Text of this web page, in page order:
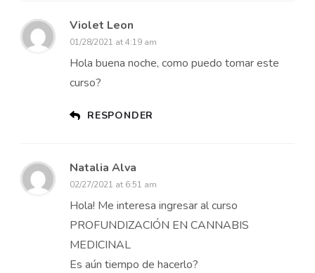
Violet Leon
01/28/2021 at 4:19 am
Hola buena noche, como puedo tomar este
curso?
RESPONDER
Natalia Alva
02/27/2021 at 6:51 am
Hola! Me interesa ingresar al curso
PROFUNDIZACIÓN EN CANNABIS
MEDICINAL
Es aún tiempo de hacerlo?